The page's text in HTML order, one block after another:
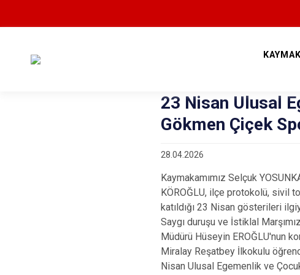
23 Nisan Ulusal
Gökmen Çiçek
28.04.2026
Kaymakamımız Selçuk
KÖROĞLU, ilçe protokolü, sivil
katıldığı 23 Nisan gösterileri
Saygı duruşu ve İstiklal
Müdürü Hüseyin EROĞLU'nun
Miralay Reşatbey İlkokulu
Nisan Ulusal Egemenlik ve